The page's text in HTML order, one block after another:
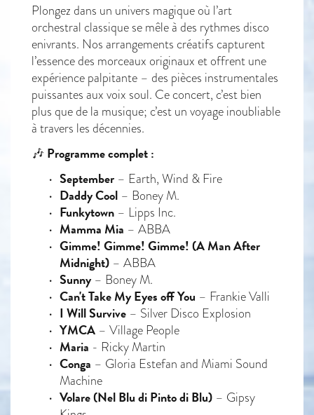
Plongez dans un univers magique où l’art
orchestral classique se mêle à des rythmes disco
enivrants. Nos arrangements créatifs capturent
l’essence des morceaux originaux et offrent une
expérience palpitante – des pièces instrumentales
puissantes aux voix soul. Ce concert, c’est bien
plus que de la musique; c’est un voyage inoubliable
à travers les décennies.
🎶 Programme complet :
September – Earth, Wind & Fire
Daddy Cool – Boney M.
Funkytown – Lipps Inc.
Mamma Mia – ABBA
Gimme! Gimme! Gimme! (A Man After
Midnight) – ABBA
Sunny– Boney M.
Can't Take My Eyes off You – Frankie Valli
I Will Survive – Silver Disco Explosion
YMCA – Village People
Maria - Ricky Martin
Conga – Gloria Estefan and Miami Sound
Machine
Volare (Nel Blu di Pinto di Blu) – Gipsy